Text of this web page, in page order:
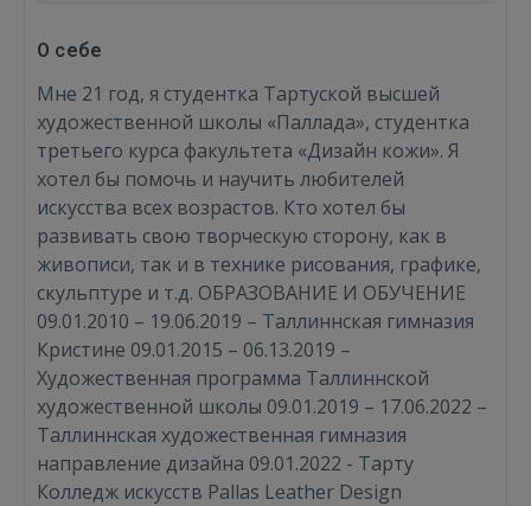
О себе
Мне 21 год, я студентка Тартуской высшей
художественной школы «Паллада», студентка
третьего курса факультета «Дизайн кожи». Я
хотел бы помочь и научить любителей
искусства всех возрастов. Кто хотел бы
развивать свою творческую сторону, как в
живописи, так и в технике рисования, графике,
скульптуре и т.д. ОБРАЗОВАНИЕ И ОБУЧЕНИЕ
09.01.2010 – 19.06.2019 – Таллиннская гимназия
Кристине 09.01.2015 – 06.13.2019 –
Художественная программа Таллиннской
художественной школы 09.01.2019 – 17.06.2022 –
Таллиннская художественная гимназия
направление дизайна 09.01.2022 - Тарту
Колледж искусств Pallas Leather Design